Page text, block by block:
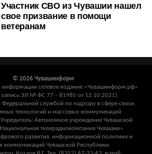
Участник СВО из Чувашии нашел
свое призвание в помощи
ветеранам
© 2026 Чувашинформ
информации сетевое издание «Чувашинформ.рф»
запись ЭЛ № ФС 77 – 81985 от 12.10.2021),
Федеральной службой по надзору в сфере связи,
технологий и массовых коммуникаций
Автономное учреждение Чувашской
телерадиокомпания Чувашии»
развития, информационной политики и
коммуникаций Чувашской Республики.